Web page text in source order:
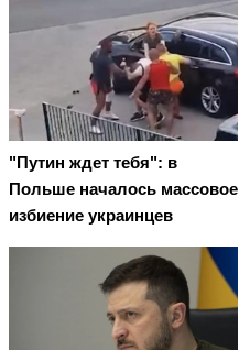
"Путин ждет тебя": в
Польше началось массовое
избиение украинцев